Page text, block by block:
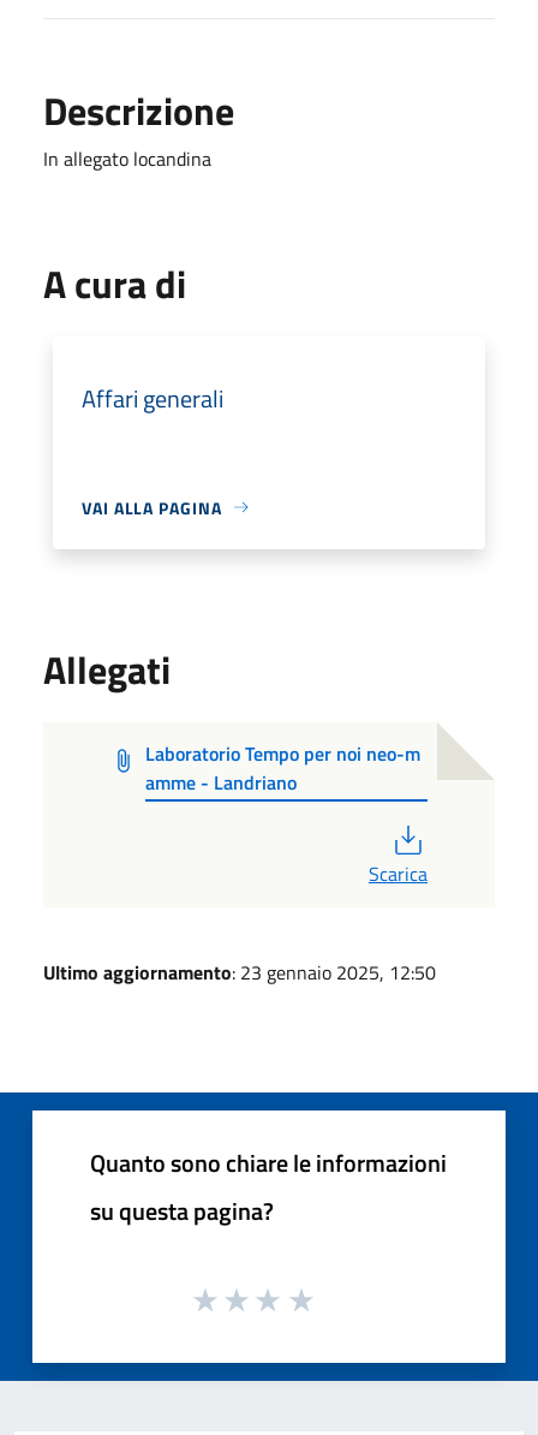
Descrizione
In allegato locandina
A cura di
Affari generali
VAI ALLA PAGINA
Allegati
Laboratorio Tempo per noi neo-m
amme - Landriano
Scarica
Ultimo aggiornamento: 23 gennaio 2025, 12:50
Quanto sono chiare le informazioni
su questa pagina?